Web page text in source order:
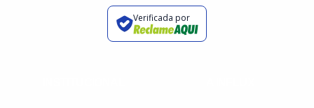
Verificada por